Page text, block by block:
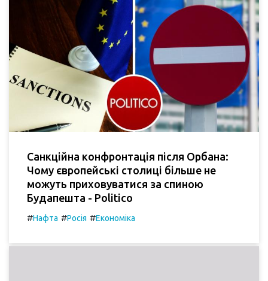
Санкційна конфронтація після Орбана:
Чому європейські столиці більше не
можуть приховуватися за спиною
Будапешта - Politico
#Нафта #Росія #Економіка